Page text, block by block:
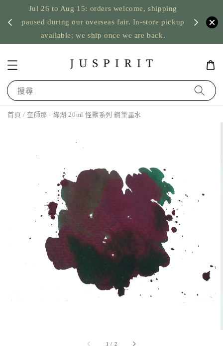
Jul 26 to Aug 15: orders welcome, shipping
paused during our overseas fair. In-store pickup
available; we ship once we are back.
US
搜尋
首頁 / 奎師那 - 綠湖 20ml 怪獸系列 鋼筆墨水
1 / 2